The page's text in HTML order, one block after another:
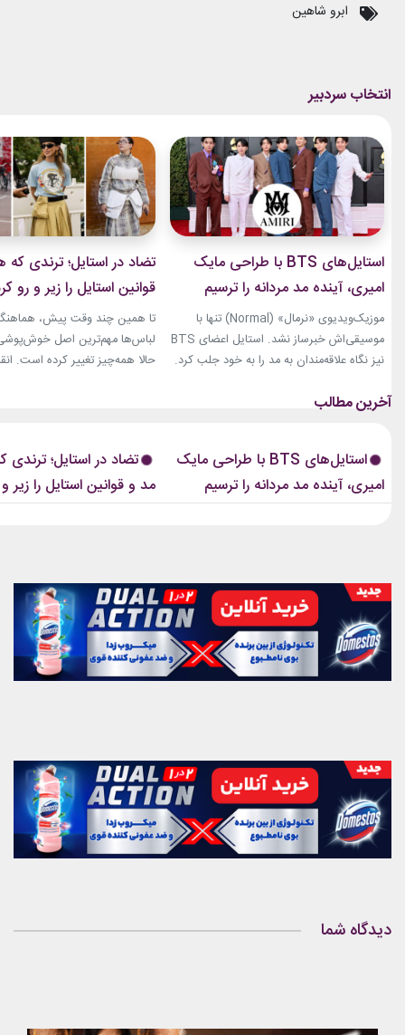
ابرو شاهین
استایل‌های BTS با طراحی مایک
امیری، آینده مد مردانه را ترسیم
کردند
موزیک‌ویدیوی «نرمال» (Normal) تنها با
موسیقی‌اش خبرساز نشد. استایل اعضای BTS
نیز نگاه علاقه‌مندان به مد را به خود جلب کرد.
(Amiri)، متعلق به طراح آمریکاییِ ایرانی‌تبار،
است که در تمام این اوت‌فیت‌ها دیده...
تضاد در استایل؛ ترندی
قوانین استایل را زیر و رو
تا همین چند وقت پیش،
لباس‌ها مهم‌ترین اصل خوش‌پوشی
حالا همه‌چیز تغییر کرده است.
این رویکرد، قرار نیست فقط
استایل‌های BTS با طراحی مایک
امیری، آینده مد مردانه را ترسیم
کردند
تضاد در استایل؛ ترندی
مد و قوانین استایل را زیر
دیدگاه شما